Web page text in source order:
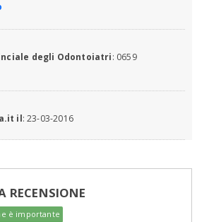
degli Odontoiatri: 0659
il: 23-03-2016
RECENSIONE
è importante